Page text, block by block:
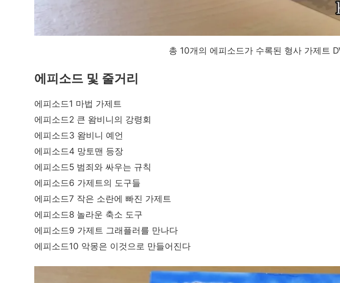
총 10개의 에피소드가 수록된 형사 가제트
에피소드 및 줄거리
에피소드1 마법 가제트
에피소드2 큰 왐비니의 강령회
에피소드3 왐비니 예언
에피소드4 망토맨 등장
에피소드5 범죄와 싸우는 규칙
에피소드6 가제트의 도구들
에피소드7 작은 소란에 빠진 가제트
에피소드8 놀라운 축소 도구
에피소드9 가제트 그래플러를 만나다
에피소드10 악몽은 이것으로 만들어진다